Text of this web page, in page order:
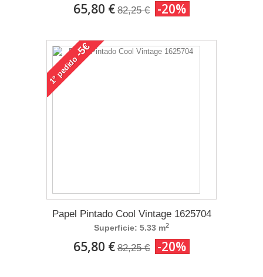
65,80 € 82,25 € -20%
1°
pedido
-5€
Papel Pintado Cool Vintage 1625704
Superficie: 5.33 m2
65,80 € 82,25 € -20%